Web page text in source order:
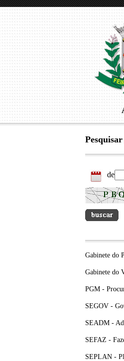
de
Gabinete do
Gabinete do
PGM -
SEGOV -
SEADM -
SEFAZ -
SEPLAN -